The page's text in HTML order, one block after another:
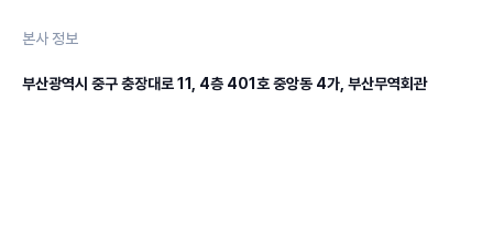
본사 정보
부산광역시 중구 충장대로 11, 4층 401호 중앙동 4가, 부산무역회관